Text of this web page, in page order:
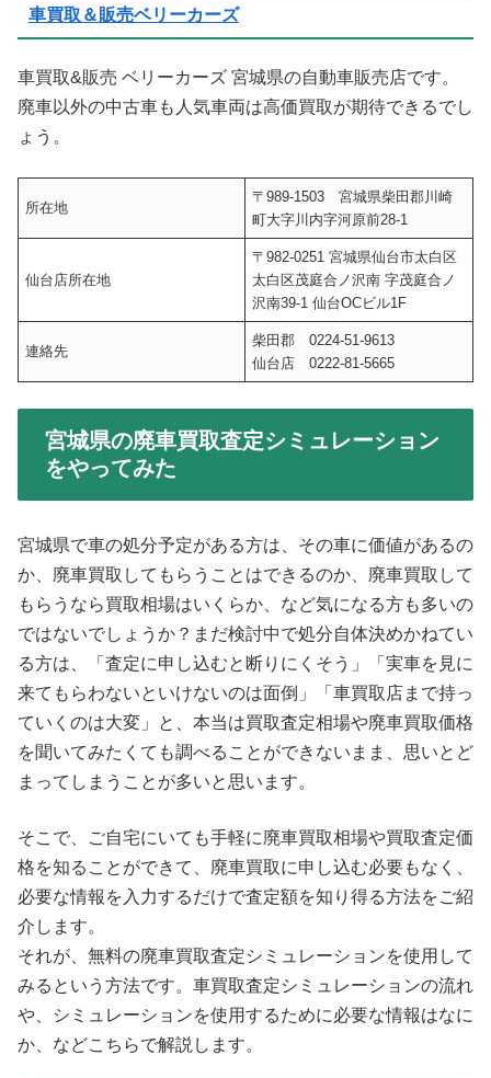
車買取＆販売ベリーカーズ
車買取&販売 ベリーカーズ 宮城県の自動車販売店です。
廃車以外の中古車も人気車両は高価買取が期待できるでし
ょう。
所在地
〒989-1503 宮城県柴田郡川崎
町大字川内字河原前28-1
仙台店所在地
〒982-0251 宮城県仙台市太白区
太白区茂庭合ノ沢南 字茂庭合ノ
沢南39-1 仙台OCビル1F
連絡先
柴田郡 0224-51-9613
仙台店 0222-81-5665
宮城県の廃車買取査定シミュレーション
をやってみた
宮城県で車の処分予定がある方は、その車に価値があるの
か、廃車買取してもらうことはできるのか、廃車買取して
もらうなら買取相場はいくらか、など気になる方も多いの
ではないでしょうか？まだ検討中で処分自体決めかねてい
る方は、「査定に申し込むと断りにくそう」「実車を見に
来てもらわないといけないのは面倒」「車買取店まで持っ
ていくのは大変」と、本当は買取査定相場や廃車買取価格
を聞いてみたくても調べることができないまま、思いとど
まってしまうことが多いと思います。
そこで、ご自宅にいても手軽に廃車買取相場や買取査定価
格を知ることができて、廃車買取に申し込む必要もなく、
必要な情報を入力するだけで査定額を知り得る方法をご紹
介します。
それが、無料の廃車買取査定シミュレーションを使用して
みるという方法です。車買取査定シミュレーションの流れ
や、シミュレーションを使用するために必要な情報はなに
か、などこちらで解説します。